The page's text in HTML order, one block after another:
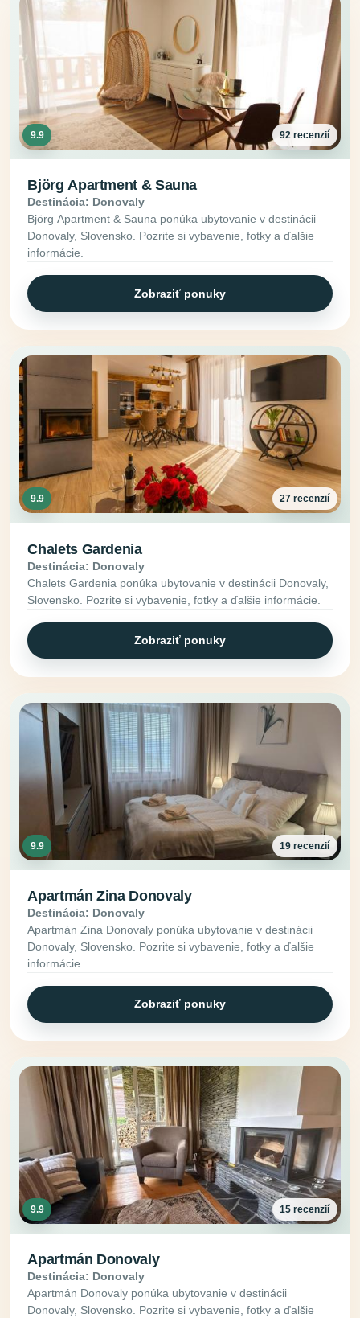
9.9 92 recenzií
Björg Apartment & Sauna
Destinácia: Donovaly
Björg Apartment & Sauna ponúka ubytovanie v destinácii
Donovaly, Slovensko. Pozrite si vybavenie, fotky a ďalšie
informácie.
Zobraziť ponuky
9.9 27 recenzií
Chalets Gardenia
Destinácia: Donovaly
Chalets Gardenia ponúka ubytovanie v destinácii Donovaly,
Slovensko. Pozrite si vybavenie, fotky a ďalšie informácie.
Zobraziť ponuky
9.9 19 recenzií
Apartmán Zina Donovaly
Destinácia: Donovaly
Apartmán Zina Donovaly ponúka ubytovanie v destinácii
Donovaly, Slovensko. Pozrite si vybavenie, fotky a ďalšie
informácie.
Zobraziť ponuky
9.9 15 recenzií
Apartmán Donovaly
Destinácia: Donovaly
Apartmán Donovaly ponúka ubytovanie v destinácii
Donovaly, Slovensko. Pozrite si vybavenie, fotky a ďalšie